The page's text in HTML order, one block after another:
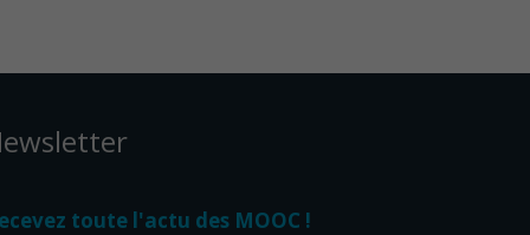
toute l'actu des MOOC !